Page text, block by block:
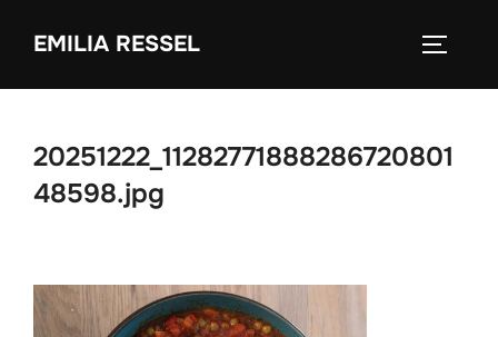
InhaltEMILIA RESSEL
20251222_11282771888286720801
48598.jpg